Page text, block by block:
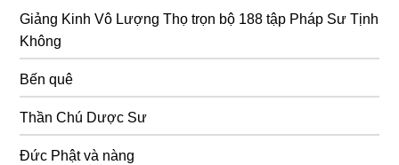
Giảng Kinh Vô Lượng Thọ trọn bộ 188 tập Pháp Sư Tịnh
Không
Bến quê
Thần Chú Dược Sư
Đức Phật và nàng